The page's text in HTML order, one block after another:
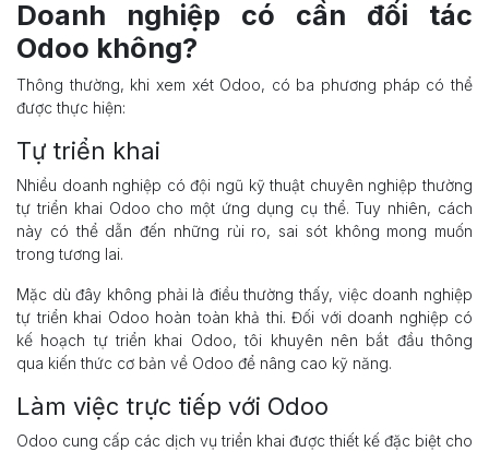
Doanh nghiệp có cần đối tác
Odoo không?
Thông thường, khi xem xét Odoo, có ba phương pháp có thể
được thực hiện:
Tự triển khai
Nhiều doanh nghiệp có đội ngũ kỹ thuật chuyên nghiệp thường
tự triển khai Odoo cho một ứng dụng cụ thể. Tuy nhiên, cách
này có thể dẫn đến những rủi ro, sai sót không mong muốn
trong tương lai.
Mặc dù đây không phải là điều thường thấy, việc doanh nghiệp
tự triển khai Odoo hoàn toàn khả thi. Đối với doanh nghiệp có
kế hoạch tự triển khai Odoo, tôi khuyên nên bắt đầu thông
qua kiến thức cơ bản về Odoo để nâng cao kỹ năng.
Làm việc trực tiếp với Odoo
Odoo cung cấp các dịch vụ triển khai được thiết kế đặc biệt cho